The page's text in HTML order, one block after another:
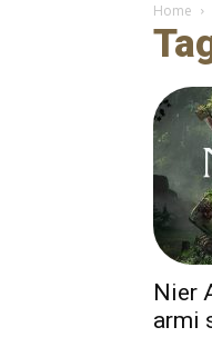
Home
Nier
armi